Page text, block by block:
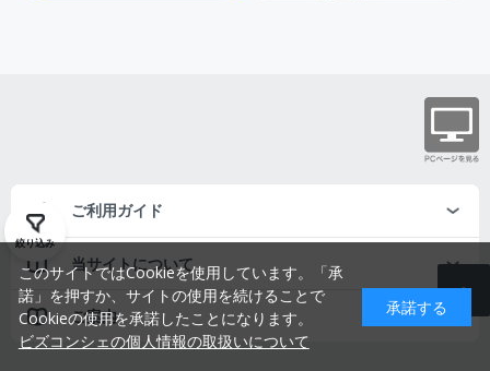
絞り込み
ご利用ガイド
当サイトについて
ご案内
このサイトではCookieを使用しています。「承
諾」を押すか、サイトの使用を続けることで
Cookieの使用を承諾したことになります。
ビズコンシェの個人情報の取扱いについて
承諾する